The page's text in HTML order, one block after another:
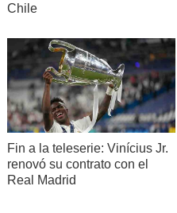
Chile
Fin a la teleserie: Vinícius Jr.
renovó su contrato con el
Real Madrid